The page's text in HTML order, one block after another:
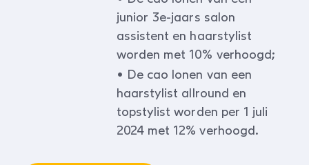
junior 3e-jaars salon
assistent en haarstylist
worden met 10% verhoogd;
• De cao lonen van een
haarstylist allround en
topstylist worden per 1 juli
2024 met 12% verhoogd.